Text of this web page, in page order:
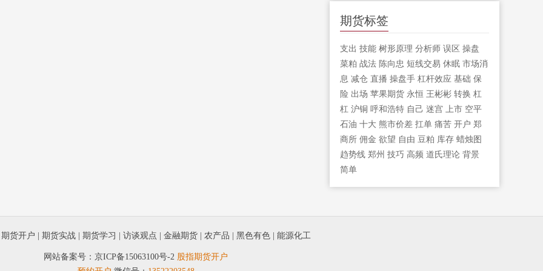
期货标签
支出 技能 树形原理 分析师 误区 操盘
菜粕 战法 陈向忠 短线交易 休眠 市场消
息 减仓 直播 操盘手 杠杆效应 基础 保
险 出场 苹果期货 永恒 王彬彬 转换 杠
杠 沪铜 呼和浩特 自己 迷宫 上市 空平
石油 十大 熊市价差 扛单 痛苦 开户 郑
商所 佣金 欲望 自由 豆粕 库存 蜡烛图
趋势线 郑州 技巧 高频 道氏理论 背景
简单
期货开户 期货实战 期货学习 访谈观点 金融期货 农产品 黑色有色 能源化工
网站备案号： 京ICP备15063100号-2 股指期货开户